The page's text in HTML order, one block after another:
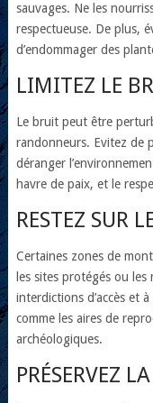
sauvages. Ne les
respectueuse. De plus,
d’endommager des
LIMITEZ LE
Le bruit peut être
randonneurs. Evitez de
déranger
havre de paix, et le
RESTEZ SUR
Certaines zones de
les sites protégés ou les
interdictions d’accès et
comme les aires de
archéologiques.
PRÉSERVEZ